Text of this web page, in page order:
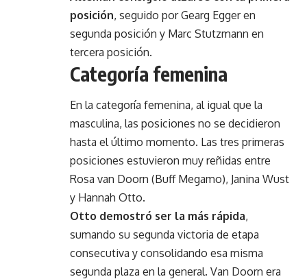
posición, seguido por Gearg Egger en
segunda posición y Marc Stutzmann en
tercera posición.
Categoría femenina
En la categoría femenina, al igual que la
masculina, las posiciones no se decidieron
hasta el último momento. Las tres primeras
posiciones estuvieron muy reñidas entre
Rosa van Doorn (Buff Megamo), Janina Wust
y Hannah Otto.
Otto demostró ser la más rápida,
sumando su segunda victoria de etapa
consecutiva y consolidando esa misma
segunda plaza en la general. Van Doorn era